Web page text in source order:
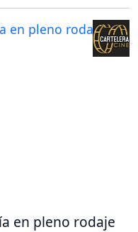
en pleno rodaje